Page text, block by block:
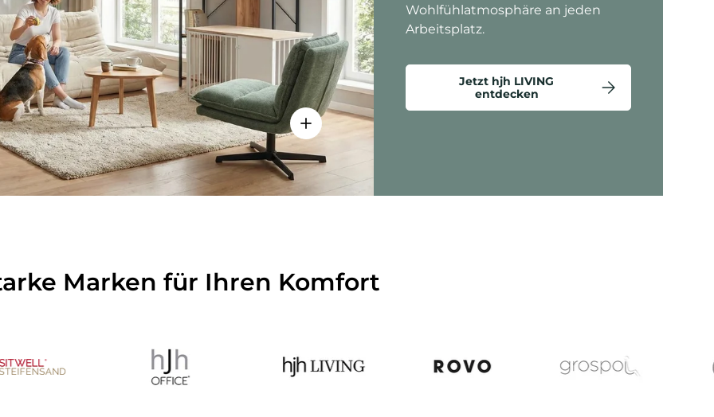
Einzelheiten anzeigen - Criss-Cross 20 - Loungesessel
anzeigen - Sitzolo 2 - Loungesessel
Wohlfühlatmosphäre an jeden
Arbeitsplatz.
Jetzt hjh LIVING
entdecken
Marken für Ihren Komfort